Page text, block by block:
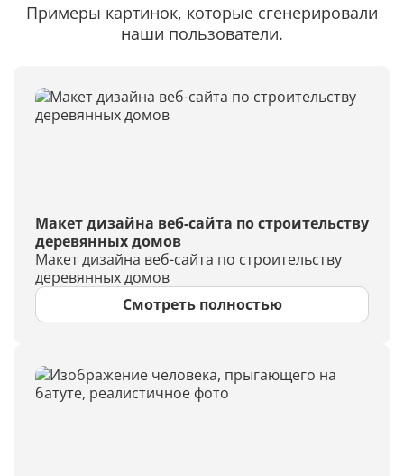
Примеры картинок, которые сгенерировали
наши пользователи.
Макет дизайна веб-сайта по строительству
деревянных домов
Макет дизайна веб-сайта по строительству
деревянных домов
Смотреть полностью